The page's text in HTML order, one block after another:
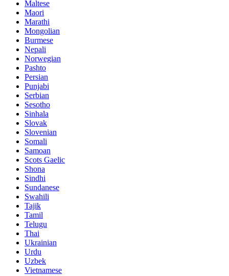
Maltese
Maori
Marathi
Mongolian
Burmese
Nepali
Norwegian
Pashto
Persian
Punjabi
Serbian
Sesotho
Sinhala
Slovak
Slovenian
Somali
Samoan
Scots Gaelic
Shona
Sindhi
Sundanese
Swahili
Tajik
Tamil
Telugu
Thai
Ukrainian
Urdu
Uzbek
Vietnamese